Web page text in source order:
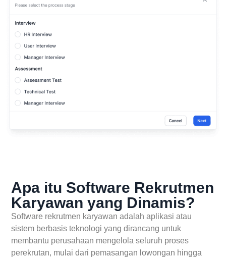
Apa itu Software Rekrutmen
Karyawan yang Dinamis?
Software rekrutmen karyawan adalah aplikasi atau
sistem berbasis teknologi yang dirancang untuk
membantu perusahaan mengelola seluruh proses
perekrutan, mulai dari pemasangan lowongan hingga